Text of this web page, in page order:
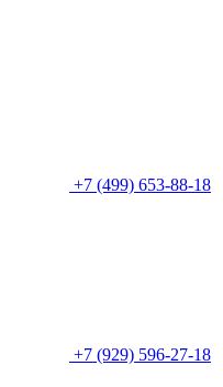
+7 (499) 653-88-18
+7 (929) 596-27-18